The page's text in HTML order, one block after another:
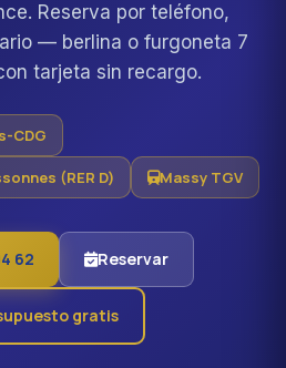
Reserva por teléfono,
— berlina o furgoneta 7
tarjeta sin recargo.
CDG
(RER D) Massy TGV
62 Reservar
gratis